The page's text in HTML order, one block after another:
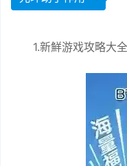
1.新鮮游戏攻略大